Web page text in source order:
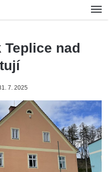
Teplice nad
7. 2025